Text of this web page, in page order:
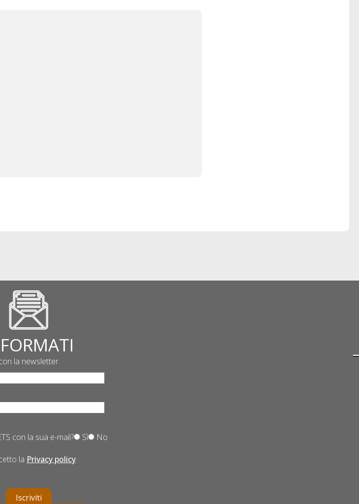
la newsletter
con la sua e-mail? Sì No
la Privacy policy
Iscriviti